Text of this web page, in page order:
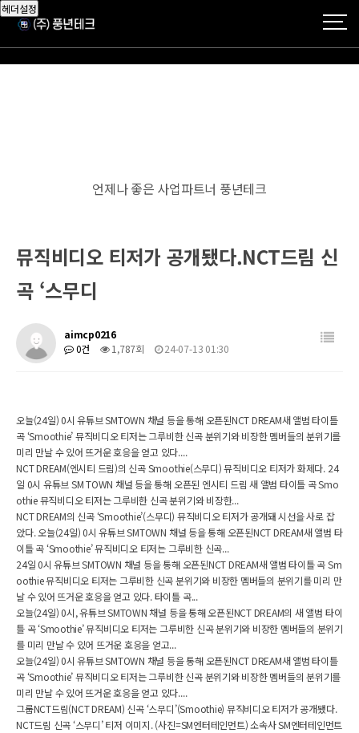
헤더설정
언제나 좋은 사업파트너 풍년테크
뮤직비디오 티저가 공개됐다.NCT드림 신
곡 ‘스무디
aimcp0216
0건
1,787회 24-07-13 01:30
오늘(24일) 0시 유튜브 SMTOWN 채널 등을 통해 오픈된NCT DREAM새 앨범 타이틀
곡 ‘Smoothie’ 뮤직비디오 티저는 그루비한 신곡 분위기와 비장한 멤버들의 분위기를
미리 만날 수 있어 뜨거운 호응을 얻고 있다....
NCT DREAM(엔시티 드림)의 신곡 Smoothie(스무디) 뮤직비디오 티저가 화제다. 24
일 0시 유튜브 SM TOWN 채널 등을 통해 오픈된 엔시티 드림 새 앨범 타이틀 곡 Smo
othie 뮤직비디오 티저는 그루비한 신곡 분위기와 비장한...
NCT DREAM의 신곡 ‘Smoothie’(스무디) 뮤직비디오 티저가 공개돼 시선을 사로 잡
았다. 오늘(24일) 0시 유튜브 SMTOWN 채널 등을 통해 오픈된NCT DREAM새 앨범 타
이틀 곡 ‘Smoothie’ 뮤직비디오 티저는 그루비한 신곡...
24일 0시 유튜브 SMTOWN 채널 등을 통해 오픈된NCT DREAM새 앨범 타이틀 곡 Sm
oothie 뮤직비디오 티저는 그루비한 신곡 분위기와 비장한 멤버들의 분위기를 미리 만
날 수 있어 뜨거운 호응을 얻고 있다. 타이틀 곡...
오늘(24일) 0시, 유튜브 SMTOWN 채널 등을 통해 오픈된NCT DREAM의 새 앨범 타이
틀 곡 ‘Smoothie’ 뮤직비디오 티저는 그루비한 신곡 분위기와 비장한 멤버들의 분위기
를 미리 만날 수 있어 뜨거운 호응을 얻고...
오늘(24일) 0시 유튜브 SMTOWN 채널 등을 통해 오픈된NCT DREAM새 앨범 타이틀
곡 ‘Smoothie’ 뮤직비디오 티저는 그루비한 신곡 분위기와 비장한 멤버들의 분위기를
미리 만날 수 있어 뜨거운 호응을 얻고 있다....
그룹NCT드림(NCT DREAM) 신곡 ‘스무디’(Smoothie) 뮤직비디오 티저가 공개됐다.
NCT드림 신곡 ‘스무디’ 티저 이미지. (사진=SM엔터테인먼트) 소속사 SM엔터테인먼트